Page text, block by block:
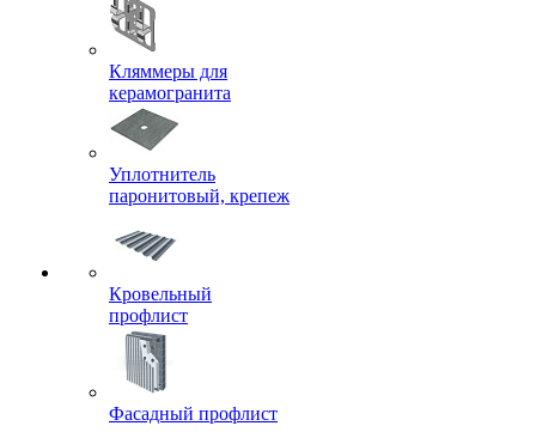
Кляммеры для
керамогранита
Уплотнитель
паронитовый, крепеж
Кровельный
профлист
Фасадный профлист